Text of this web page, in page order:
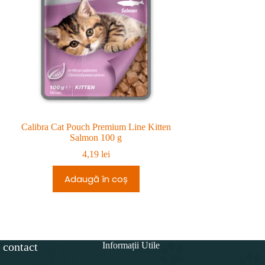
Calibra Cat Pouch Premium Line Kitten
Salmon 100 g
4,19 lei
Adaugă în coș
Informații Utile